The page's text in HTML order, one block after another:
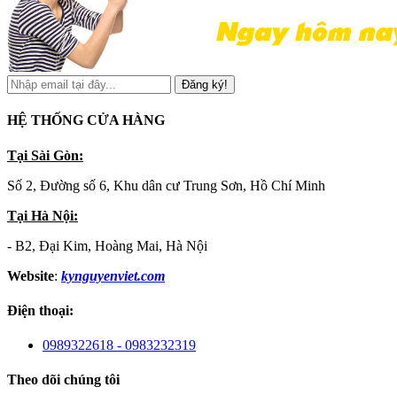
Đăng ký!
HỆ THỐNG CỬA HÀNG
Tại Sài Gòn:
Số 2, Đường số 6, Khu dân cư Trung Sơn, Hồ Chí Minh
Tại Hà Nội:
- B2, Đại Kim, Hoàng Mai, Hà Nội
Website: kynguyenviet.com
Điện thoại:
0989322618 - 0983232319
Theo dõi chúng tôi